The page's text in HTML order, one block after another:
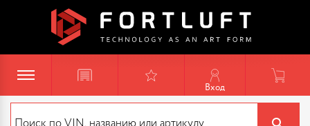
Вход